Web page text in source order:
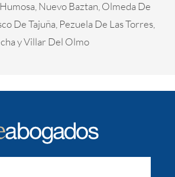
Nuevo Baztan, Olmeda De
De Tajuña, Pezuela De Las Torres,
y Villar Del Olmo